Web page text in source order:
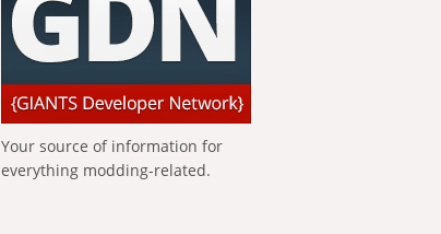
Your source of information for
everything modding-related.